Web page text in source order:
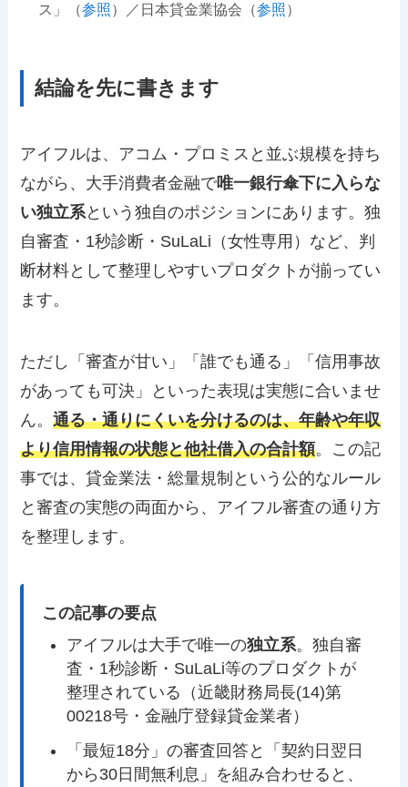
ス」（参照）／日本貸金業協会（参照）
結論を先に書きます
アイフルは、アコム・プロミスと並ぶ規模を持ち
ながら、大手消費者金融で唯一銀行傘下に入らな
い独立系という独自のポジションにあります。独
自審査・1秒診断・SuLaLi（女性専用）など、判
断材料として整理しやすいプロダクトが揃ってい
ます。
ただし「審査が甘い」「誰でも通る」「信用事故
があっても可決」といった表現は実態に合いませ
ん。通る・通りにくいを分けるのは、年齢や年収
より信用情報の状態と他社借入の合計額。この記
事では、貸金業法・総量規制という公的なルール
と審査の実態の両面から、アイフル審査の通り方
を整理します。
この記事の要点
アイフルは大手で唯一の独立系。独自審
査・1秒診断・SuLaLi等のプロダクトが
整理されている（近畿財務局長(14)第
00218号・金融庁登録貸金業者）
「最短18分」の審査回答と「契約日翌日
から30日間無利息」を組み合わせると、